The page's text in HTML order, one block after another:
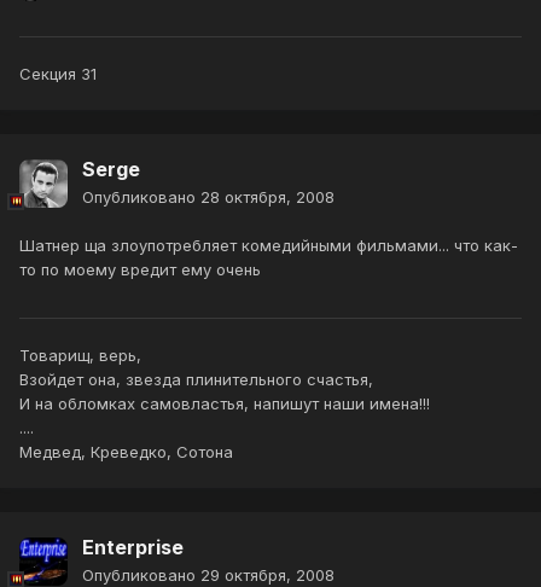
Секция 31
Serge
Опубликовано 28 октября, 2008
Шатнер ща злоупотребляет комедийными фильмами... что как-
то по моему вредит ему очень
Товарищ, верь,
Взойдет она, звезда плинительного счастья,
И на обломках самовластья, напишут наши имена!!!
....
Медвед, Креведко, Сотона
Enterprise
Опубликовано 29 октября, 2008